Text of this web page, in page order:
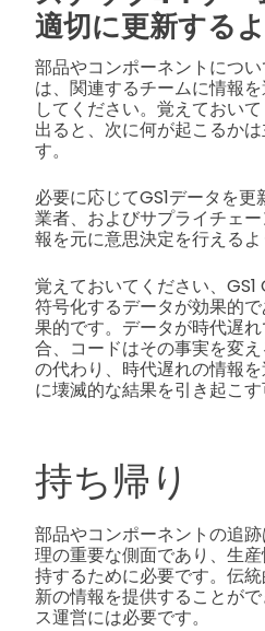
適切に更新する
部品やコンポーネントにつ
は、関連するチームに情報
してください。覚えておい
出ると、次に何が起こるか
す。
必要に応じてGS1データを
業者、およびサプライチェ
報を元に意思決定を行えるよ
覚えておいてください、
符号化するデータが効果的
果的です。データが時代遅
合、コードはその事実を変
の代わり、時代遅れの情報
に壊滅的な結果を引き起こす
持ち帰り
部品やコンポーネントの追
理の重要な側面であり、生
持するために必要です。伝
新の情報を提供することが
ス運営には必要です。